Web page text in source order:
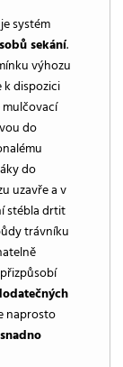
systém
sekání.
výhozu
dispozici
mulčovací
do
do
uzavře a v
stébla drtit
trávníku
přizpůsobí
naprosto
snadno